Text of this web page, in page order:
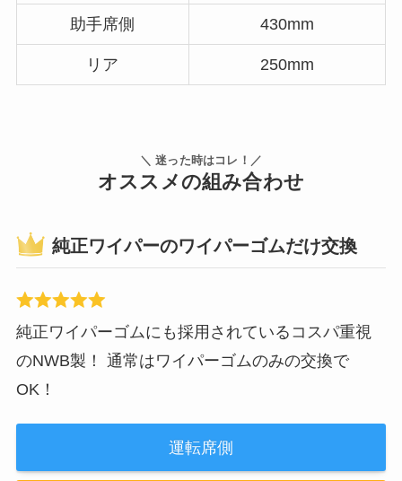
助手席側 430mm
リア 250mm
＼ 迷った時はコレ！／
オススメの組み合わせ
純正ワイパーのワイパーゴムだけ交換
純正ワイパーゴムにも採用されているコスパ重視
のNWB製！ 通常はワイパーゴムのみの交換で
OK！
運転席側